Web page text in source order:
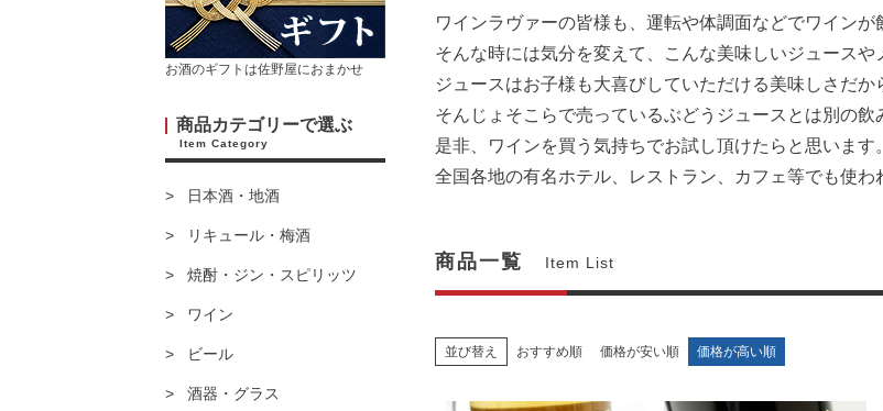
お酒のギフトは佐野屋におまかせ
商品カテゴリーで選ぶ
Item Category
日本酒・地酒
リキュール・梅酒
焼酎・ジン・スピリッツ
ワイン
ビール
酒器・グラス
ワインラヴァーの皆様も、運転や体調面などでワインが
そんな時には気分を変えて、こんな美味しいジュース
ジュースはお子様も大喜びしていただける美味しさだか
そんじょそこらで売っているぶどうジュースとは別の飲
是非、ワインを買う気持ちでお試し頂けたらと思います。
全国各地の有名ホテル、レストラン、カフェ等でも使わ
商品一覧 Item List
並び替え おすすめ順 価格が安い順 価格が高い順